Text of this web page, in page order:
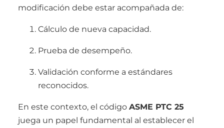
modificación debe estar acompañada de:
Cálculo de nueva capacidad.
Prueba de desempeño.
Validación conforme a estándares
reconocidos.
En este contexto, el código ASME PTC 25
juega un papel fundamental al establecer el